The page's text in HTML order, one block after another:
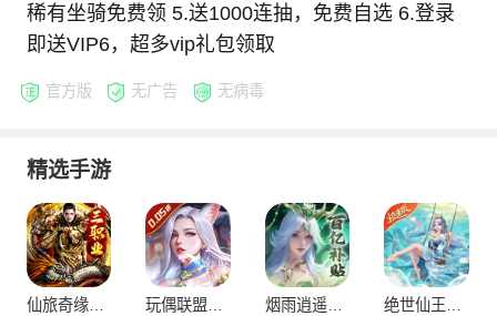
稀有坐骑免费领 5.送1000连抽，免费自选 6.登录
即送VIP6，超多vip礼包领取
官方版 无广告 无病毒
精选手游
仙旅奇缘（经典传奇三职业）
烟雨逍遥（5折30倍返利版）